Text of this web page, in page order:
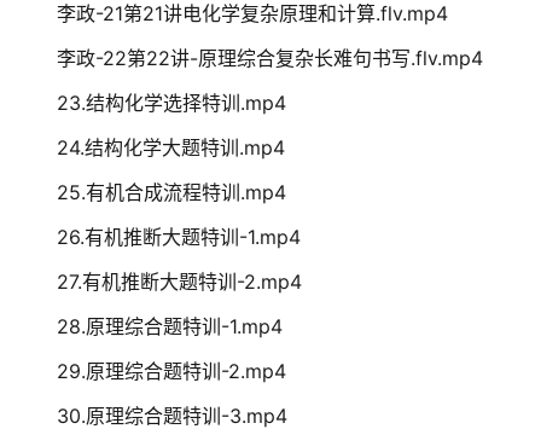
李政-21第21讲电化学复杂原理和计算.flv.mp4
李政-22第22讲-原理综合复杂长难句书写.flv.mp4
23.结构化学选择特训.mp4
24.结构化学大题特训.mp4
25.有机合成流程特训.mp4
26.有机推断大题特训-1.mp4
27.有机推断大题特训-2.mp4
28.原理综合题特训-1.mp4
29.原理综合题特训-2.mp4
30.原理综合题特训-3.mp4